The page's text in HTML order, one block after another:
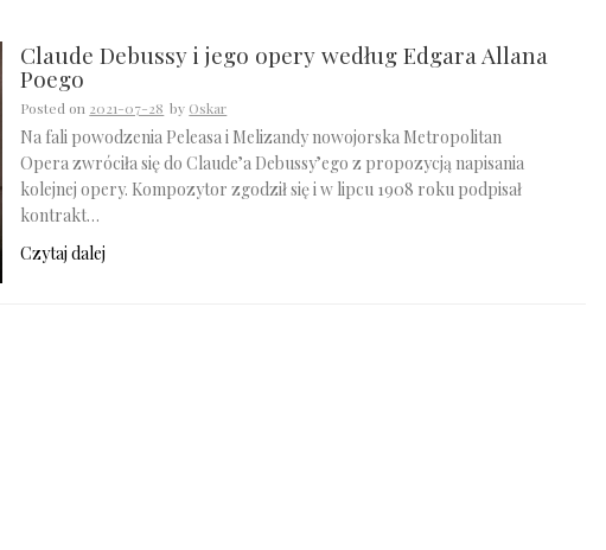
Claude Debussy i jego opery według Edgara Allana
Poego
Posted on 2021-07-28 by Oskar
Na fali powodzenia Peleasa i Melizandy nowojorska Metropolitan
Opera zwróciła się do Claude’a Debussy’ego z propozycją napisania
kolejnej opery. Kompozytor zgodził się i w lipcu 1908 roku podpisał
kontrakt…
Czytaj dalej